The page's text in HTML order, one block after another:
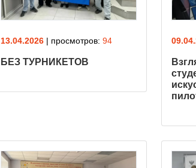
13.04.2026 | просмотров: 94
БЕЗ ТУРНИКЕТОВ